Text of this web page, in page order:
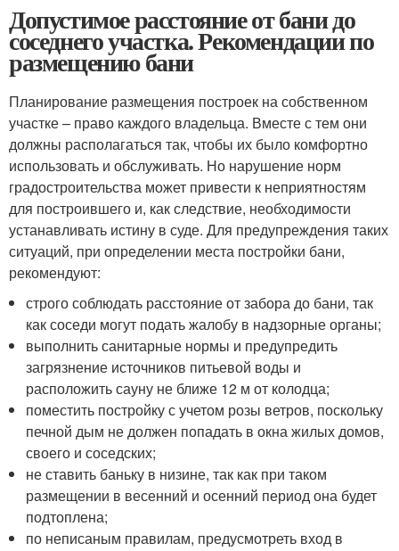
Допустимое расстояние от бани до
соседнего участка. Рекомендации по
размещению бани
Планирование размещения построек на собственном
участке – право каждого владельца. Вместе с тем они
должны располагаться так, чтобы их было комфортно
использовать и обслуживать. Но нарушение норм
градостроительства может привести к неприятностям
для построившего и, как следствие, необходимости
устанавливать истину в суде. Для предупреждения таких
ситуаций, при определении места постройки бани,
рекомендуют:
строго соблюдать расстояние от забора до бани, так
как соседи могут подать жалобу в надзорные органы;
выполнить санитарные нормы и предупредить
загрязнение источников питьевой воды и
расположить сауну не ближе 12 м от колодца;
поместить постройку с учетом розы ветров, поскольку
печной дым не должен попадать в окна жилых домов,
своего и соседских;
не ставить баньку в низине, так как при таком
размещении в весенний и осенний период она будет
подтоплена;
по неписаным правилам, предусмотреть вход в